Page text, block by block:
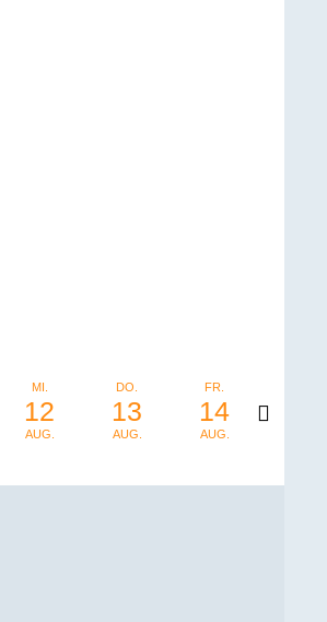
MI.
12
AUG.
DO.
13
AUG.
FR.
14
AUG.